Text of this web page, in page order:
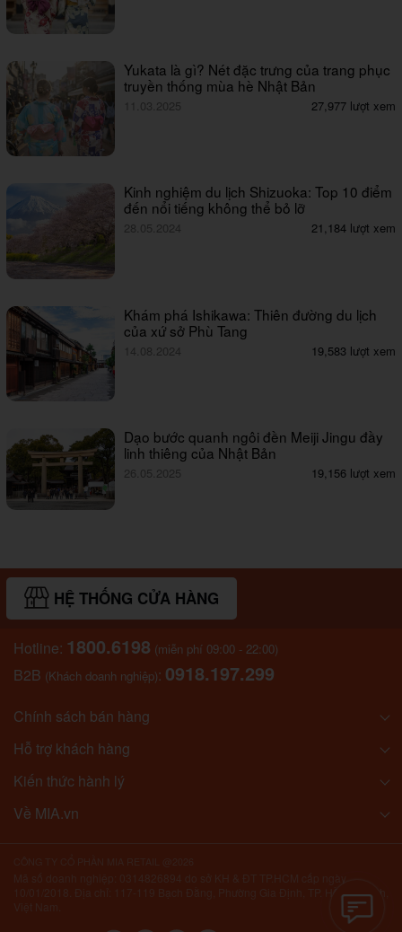
Yukata là gì? Nét đặc trưng của trang phục
truyền thống mùa hè Nhật Bản
11.03.2025 27,977 lượt xem
Kinh nghiệm du lịch Shizuoka: Top 10 điểm
đến nổi tiếng không thể bỏ lỡ
28.05.2024 21,184 lượt xem
Khám phá Ishikawa: Thiên đường du lịch
của xứ sở Phù Tang
14.08.2024 19,583 lượt xem
Dạo bước quanh ngôi đền Meiji Jingu đầy
linh thiêng của Nhật Bản
26.05.2025 19,156 lượt xem
HỆ THỐNG CỬA HÀNG
Hotline: 1800.6198 (miễn phí 09:00 - 22:00)
B2B (Khách doanh nghiệp): 0918.197.299
Chính sách bán hàng
Hỗ trợ khách hàng
Kiến thức hành lý
Về MIA.vn
10/01/2018. Địa chỉ: 117-119 Bạch Đằng, Phường Gia Định, TP. Hồ Chí Minh,